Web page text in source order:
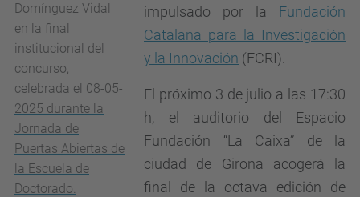
Domínguez Vidal
en la final
institucional del
concurso,
celebrada el 08-05-
2025 durante la
Jornada de
Puertas Abiertas de
la Escuela de
Doctorado.
impulsado por la Fundación
Catalana para la Investigación
y la Innovación (FCRI).
El próximo 3 de julio a las 17:30
h, el auditorio del Espacio
Fundación “La Caixa” de la
ciudad de Girona acogerá la
final de la octava edición de